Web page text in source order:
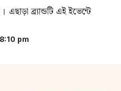
ব্র্যান্ডটি এই ইভেন্টে
pm